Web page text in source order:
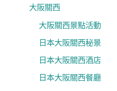
大阪關西
大阪關西景點活動
日本大阪關西秘景
日本大阪關西酒店
日本大阪關西餐廳